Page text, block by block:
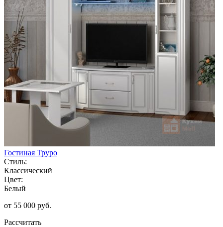
Гостиная Труро
Стиль:
Классический
Цвет:
Белый
от 55 000 руб.
Рассчитать